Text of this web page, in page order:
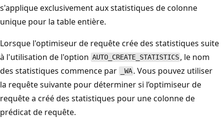
s'applique exclusivement aux statistiques de colonne
unique pour la table entière.
Lorsque l'optimiseur de requête crée des statistiques suite
à l'utilisation de l'option AUTO_CREATE_STATISTICS , le nom
des statistiques commence par
_WA . Vous pouvez utiliser
la requête suivante pour déterminer si l’optimiseur de
requête a créé des statistiques pour une colonne de
prédicat de requête.